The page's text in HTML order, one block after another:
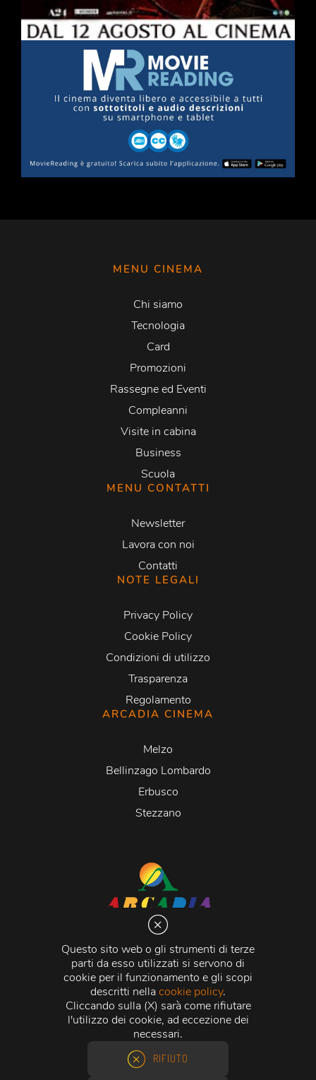
Questo sito web o gli strumenti di terze
parti da esso utilizzati si servono di
cookie per il funzionamento e gli scopi
descritti nellacookie policy.
Cliccando sulla (X) sarà come rifiutare
l'utilizzo dei cookie, ad eccezione dei
necessari.
RIFIUTO
MENU CINEMA
Chi siamo
Tecnologia
Card
Promozioni
Rassegne ed Eventi
Compleanni
Visite in cabina
Business
Scuola
MENU CONTATTI
Newsletter
Lavora con noi
Contatti
NOTE LEGALI
Privacy Policy
Cookie Policy
Condizioni di utilizzo
Trasparenza
Regolamento
ARCADIA CINEMA
Melzo
Bellinzago Lombardo
Erbusco
Stezzano
Via Martiri della Libertà 20066 Melzo (MI)
C.C.I.A.A. - R.E.A di Milano n. 1427910
Registro delle Imprese di Milano n. 338392 -
Fiscale e Partita Iva11015840157 | Capitale Sociale
500.000,00 i.v.
Credits:Crea Informatica S.r.l. 2026 © Tutti i diritti
riservati.